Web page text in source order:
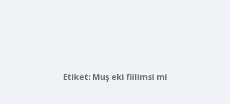
Etiket: Muş eki fiilimsi mi